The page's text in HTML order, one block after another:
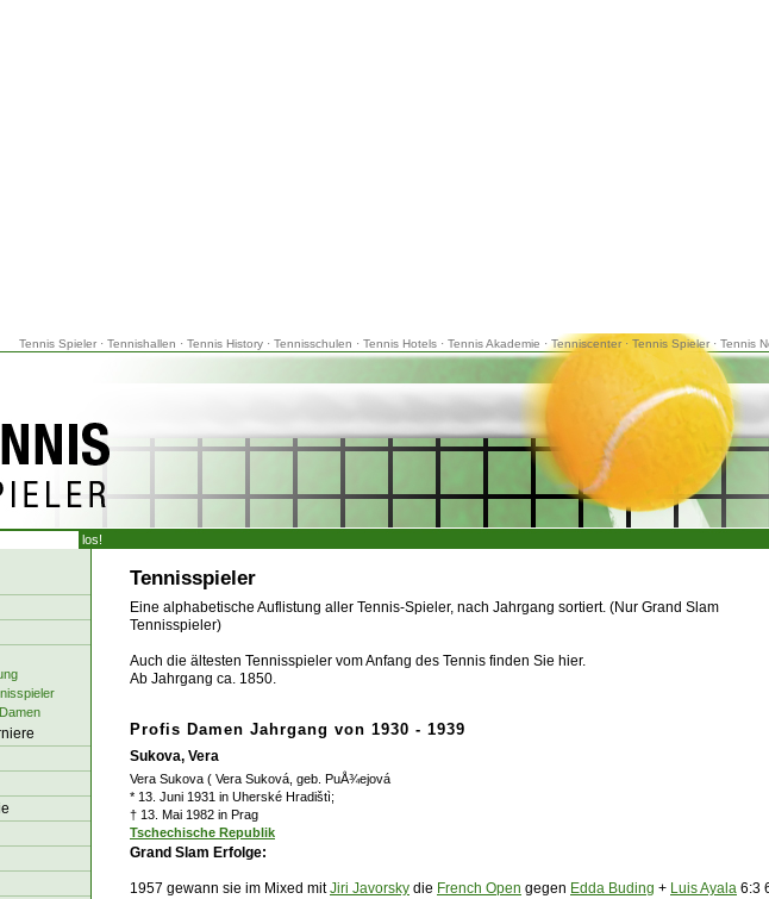
Tennis Spieler· Tennishallen · Tennis History· Tennisschulen · Tennis Hotels · Tennis Akademie · Tenniscenter· Tennis Spieler· Tennis
Tennisspieler
Eine alphabetische Auflistung aller Tennis-Spieler, nach Jahrgang sortiert. (Nur Grand Slam
Tennisspieler)
Auch die ältesten Tennisspieler vom Anfang des Tennis finden Sie hier.
Ab Jahrgang ca. 1850.
Profis Damen Jahrgang von 1930 - 1939
Sukova, Vera
Vera Sukova ( Vera Suková, geb. PuÅ¾ejová
* 13. Juni 1931 in Uherské Hradištì;
† 13. Mai 1982 in Prag
Tschechische Republik
Grand Slam Erfolge:
1957 gewann sie im Mixed mitJiri Javorsky die French Open gegen Edda Buding + Luis Ayala 6:3
los!